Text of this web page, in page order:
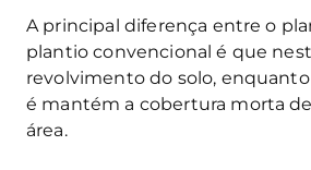
A principal diferença entre o
plantio convencional é que
revolvimento do solo,
é mantém a cobertura morta
área.